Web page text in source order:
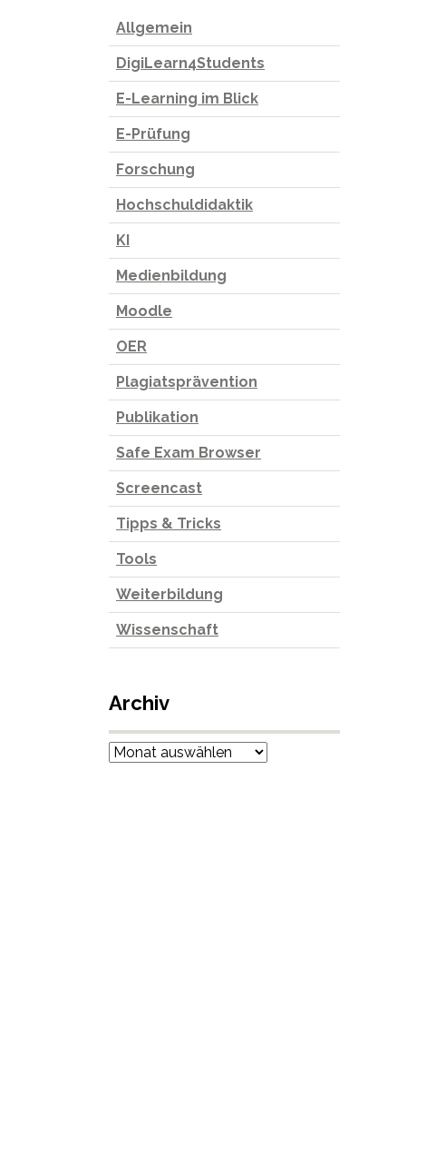
Allgemein
DigiLearn4Students
E-Learning im Blick
E-Prüfung
Forschung
Hochschuldidaktik
KI
Medienbildung
Moodle
OER
Plagiatsprävention
Publikation
Safe Exam Browser
Screencast
Tipps & Tricks
Tools
Weiterbildung
Wissenschaft
Archiv
Archiv